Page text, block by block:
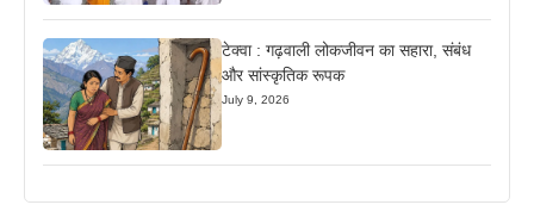
टेक्वा : गढ़वाली लोकजीवन का सहारा, संबंध
और सांस्कृतिक रूपक
July 9, 2026